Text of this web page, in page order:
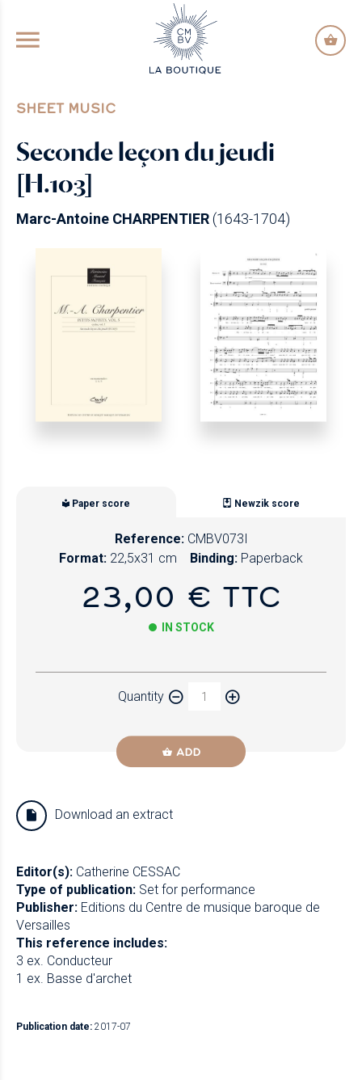
GO TO PRINCIPAL CONTENT
SHEET MUSIC
Seconde leçon du jeudi
[H.103]
Marc-Antoine CHARPENTIER(1643-1704)
Paper score Newzik score
Reference: CMBV073I
Format: 22,5x31 cm Binding: Paperback
23,00 € TTC
IN STOCK
Quantity
ADD
Download an extract
Editor(s): Catherine CESSAC
Type of publication: Set for performance
Publisher: Editions du Centre de musique baroque de
Versailles
This reference includes:
3 ex. Conducteur
1 ex. Basse d'archet
Publication date: 2017-07